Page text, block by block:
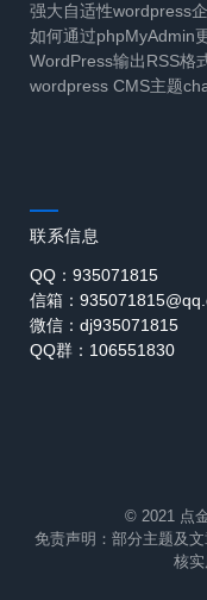
强大自适性wordpress
如何通过phpMyAdmin
WordPress输出RSS格
wordpress CMS主题
联系信息
QQ：935071815
信箱：
微信：dj935071815
QQ群：106551830
© 2021 点
免责声明：部分主题及
核实